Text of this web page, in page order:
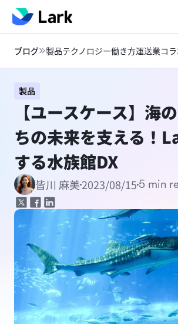
ブログ 製品テクノロジー働き方運送業コ
製品
【ユースケース】海
ちの未来を支える！
する水族館DX
皆川 麻美2023/08/15 5 min